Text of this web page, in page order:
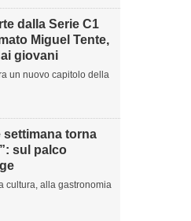
dalla Serie C1
Miguel Tente,
giovani
un nuovo capitolo della
settimana torna
sul palco
cultura, alla gastronomia